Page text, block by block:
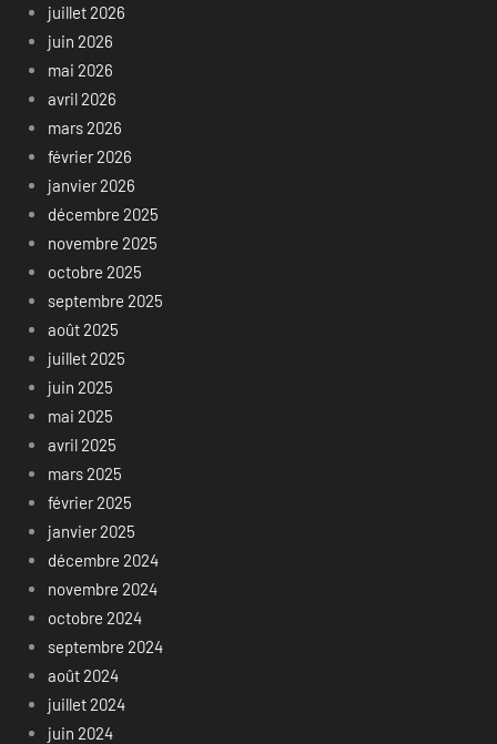
juillet 2026
juin 2026
mai 2026
avril 2026
mars 2026
février 2026
janvier 2026
décembre 2025
novembre 2025
octobre 2025
septembre 2025
août 2025
juillet 2025
juin 2025
mai 2025
avril 2025
mars 2025
février 2025
janvier 2025
décembre 2024
novembre 2024
octobre 2024
septembre 2024
août 2024
juillet 2024
juin 2024